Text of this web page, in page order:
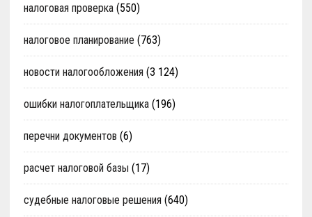
налоговая проверка(550)
налоговое планирование (763)
новости налогообложения (3 124)
ошибки налогоплательщика(196)
перечни документов (6)
расчет налоговой базы (17)
судебные налоговые решения (640)